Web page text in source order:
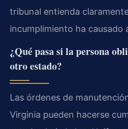
tribunal entienda
incumplimiento ha causado
¿Qué pasa si la persona
otro estado?
Las órdenes de
Virginia pueden hacerse